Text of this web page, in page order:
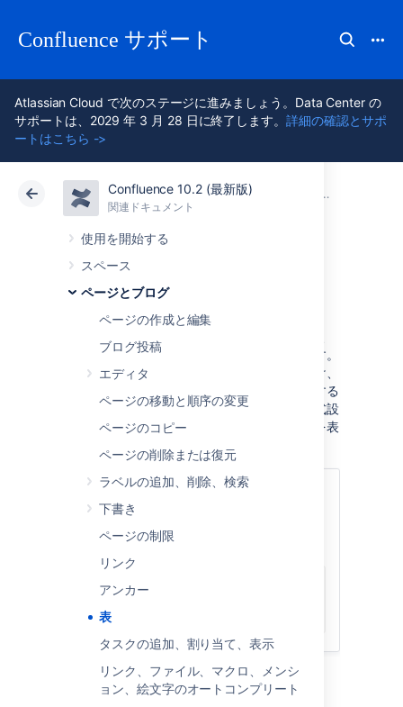
Confluence サポート
Atlassian Cloud で次のステージに進みましょう。Data Center の
サポートは、2029 年 3 月 28 日に終了します。詳細の確認とサポ
ートはこちら ->
Confluence 10.2 (最新版)
関連ドキュメント
使用を開始する
スペース
ページとブログ
ページの作成と編集
ブログ投稿
エディタ
ページの移動と順序の変更
ページのコピー
ページの削除または復元
ラベルの追加、削除、検索
下書き
ページの制限
リンク
アンカー
表
タスクの追加、割り当て、表示
リンク、ファイル、マクロ、メンシ
ョン、絵文字のオートコンプリート
アトラシアン サポート Confluence 10.2 ページとブロ
クラウド Data Center 10.2
表
それについてチームと議論することができます。
列のサイズ調整、セル、行、および列の色付け、
コンテンツの位置調整、列見出しをクリックする
ことによる表の並べ替えなどの使い慣れた書式設
定オプションを使用して、好きなように情報を表
Confluence Cloud をご利用ですか?
用の表が次のような外観の場合、新しい
Confluence Cloud エディタ
ください。
表の挿入